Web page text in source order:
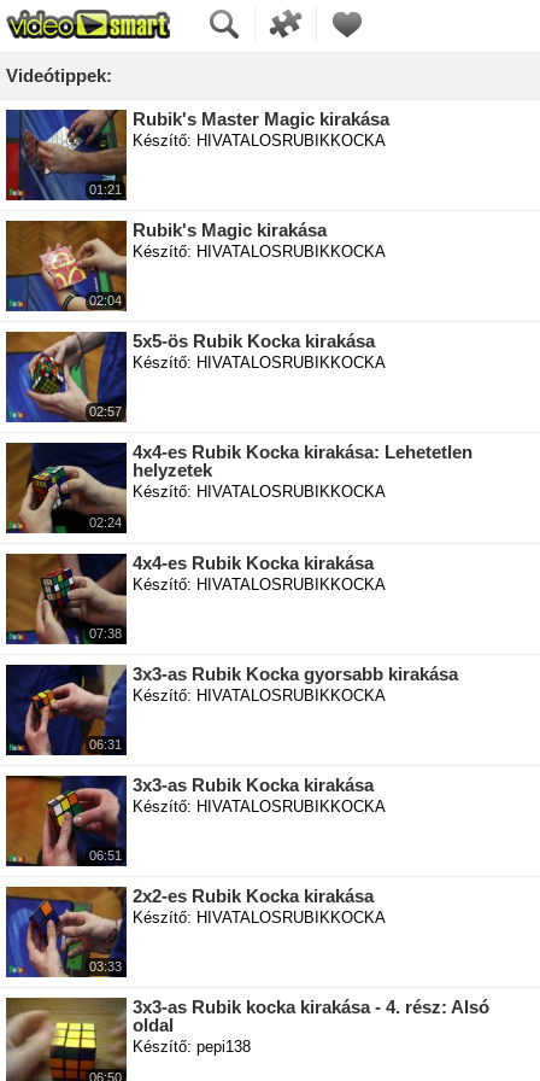
Videótippek:
01:21
Rubik's Master Magic kirakása
Készítő: HIVATALOSRUBIKKOCKA
02:04
Rubik's Magic kirakása
Készítő: HIVATALOSRUBIKKOCKA
02:57
5x5-ös Rubik Kocka kirakása
Készítő: HIVATALOSRUBIKKOCKA
02:24
4x4-es Rubik Kocka kirakása: Lehetetlen
helyzetek
Készítő: HIVATALOSRUBIKKOCKA
07:38
4x4-es Rubik Kocka kirakása
Készítő: HIVATALOSRUBIKKOCKA
06:31
3x3-as Rubik Kocka gyorsabb kirakása
Készítő: HIVATALOSRUBIKKOCKA
06:51
3x3-as Rubik Kocka kirakása
Készítő: HIVATALOSRUBIKKOCKA
03:33
2x2-es Rubik Kocka kirakása
Készítő: HIVATALOSRUBIKKOCKA
06:50
3x3-as Rubik kocka kirakása - 4. rész: Alsó
oldal
Készítő: pepi138